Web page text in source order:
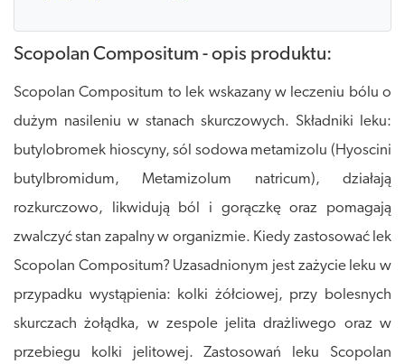
Scopolan Compositum - opis produktu:
Scopolan Compositum to lek wskazany w leczeniu bólu o
dużym nasileniu w stanach skurczowych. Składniki leku:
butylobromek hioscyny, sól sodowa metamizolu (Hyoscini
butylbromidum, Metamizolum natricum), działają
rozkurczowo, likwidują ból i gorączkę oraz pomagają
zwalczyć stan zapalny w organizmie. Kiedy zastosować lek
Scopolan Compositum? Uzasadnionym jest zażycie leku w
przypadku wystąpienia: kolki żółciowej, przy bolesnych
skurczach żołądka, w zespole jelita drażliwego oraz w
przebiegu kolki jelitowej. Zastosowań leku Scopolan